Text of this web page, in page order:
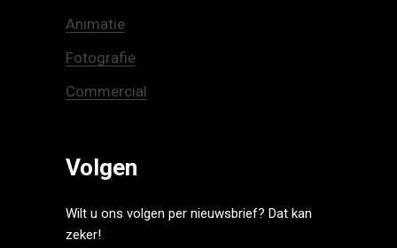
Animatie
Fotografie
Commercial
Volgen
Wilt u ons volgen per nieuwsbrief? Dat kan
zeker!